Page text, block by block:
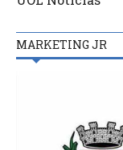
MARKETING JR